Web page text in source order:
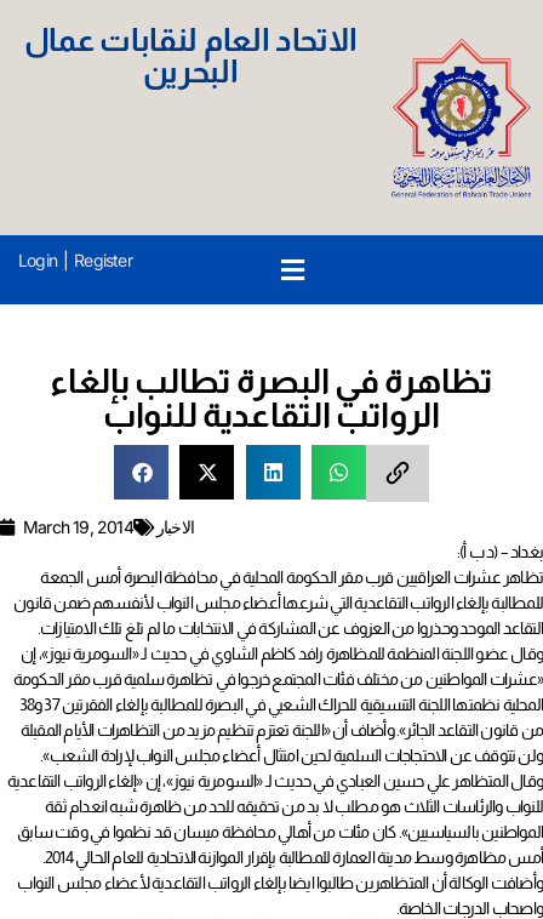
الاتحاد العام لنقابات عمال
البحرين
Login Register
تظاهرة في البصرة تطالب بإلغاء
الرواتب التقاعدية للنواب
March 19, 2014 الاخبار
بغداد – (د ب أ):
تظاهر عشرات العراقيين قرب مقر الحكومة المحلية في محافظة البصرة أمس الجمعة
للمطالبة بإلغاء الرواتب التقاعدية التي شرعها أعضاء مجلس النواب لأنفسهم ضمن قانون
التقاعد الموحد وحذروا من العزوف عن المشاركة في الانتخابات ما لم تلغ تلك الامتيازات.
وقال عضو اللجنة المنظمة للمظاهرة رافد كاظم الشاوي في حديث لـ «السومرية نيوز»، إن
«عشرات المواطنين من مختلف فئات المجتمع خرجوا في تظاهرة سلمية قرب مقر الحكومة
المحلية نظمتها اللجنة التنسيقية للحراك الشعبي في البصرة للمطالبة بإلغاء الفقرتين 37 و38
من قانون التقاعد الجائر». وأضاف أن «اللجنة تعتزم تنظيم مزيد من التظاهرات الأيام المقبلة
ولن تتوقف عن الاحتجاجات السلمية لحين امتثال أعضاء مجلس النواب لإرادة الشعب».
وقال المتظاهر علي حسين العبادي في حديث لـ «السومرية نيوز»، إن «إلغاء الرواتب التقاعدية
للنواب والرئاسات الثلاث هو مطلب لا بد من تحقيقه للحد من ظاهرة شبه انعدام ثقة
المواطنين بالسياسيين». كان مئات من أهالي محافظة ميسان قد نظموا في وقت سابق
وأضافت الوكالة أن المتظاهرين طالبوا ايضا بإلغاء الرواتب التقاعدية لأعضاء مجلس النواب
واصحاب الدرجات الخاصة.